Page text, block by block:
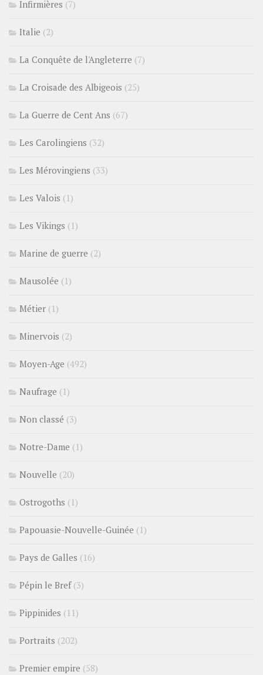
Infirmières (7)
Italie (2)
La Conquête de l'Angleterre (7)
La Croisade des Albigeois (25)
La Guerre de Cent Ans (67)
Les Carolingiens (32)
Les Mérovingiens (33)
Les Valois (1)
Les Vikings (1)
Marine de guerre (2)
Mausolée (1)
Métier (1)
Minervois (2)
Moyen-Age (492)
Naufrage (1)
Non classé (3)
Notre-Dame (1)
Nouvelle (20)
Ostrogoths (1)
Papouasie-Nouvelle-Guinée (1)
Pays de Galles (16)
Pépin le Bref(3)
Pippinides (11)
Portraits (202)
Premier empire (58)